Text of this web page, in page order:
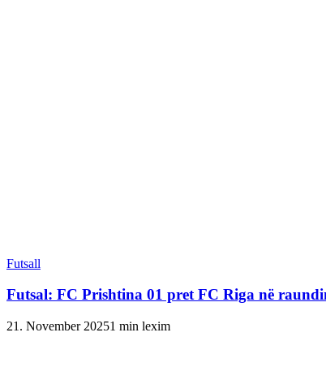
Futsall
Futsal: FC Prishtina 01 pret FC Riga në
21. November 20251 min lexim